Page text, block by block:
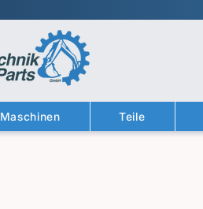
Maschinen Teile